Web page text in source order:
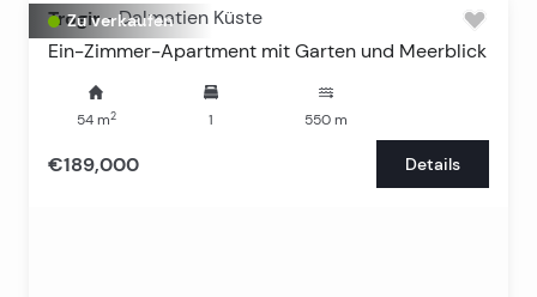
Zu verkaufen
Trogir - Dalmatien Küste
Ein-Zimmer-Apartment mit Garten und Meerblick
54m2 1 550 m
€189,000 Details